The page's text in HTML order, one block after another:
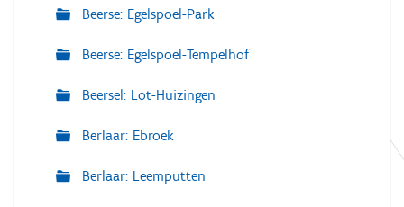
Beerse: Egelspoel-Park
Beerse: Egelspoel-Tempelhof
Beersel: Lot-Huizingen
Berlaar: Ebroek
Berlaar: Leemputten